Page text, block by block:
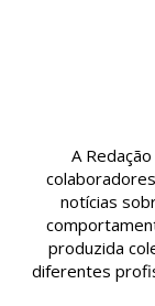
A
notícias
produzida
diferentes